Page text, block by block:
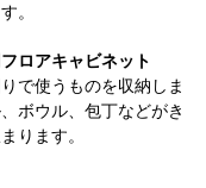
。
ロアキャビネット
で使うものを収納しま
ボウル、包丁などがき
ります。